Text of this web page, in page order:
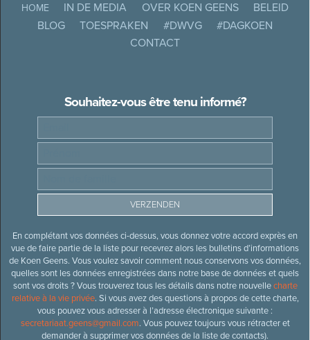
HOME IN DE MEDIA OVER KOEN GEENS
BELEID
BLOG
TOESPRAKEN #DWVG
#DAGKOEN
CONTACT
Souhaitez-vous être tenu informé?
En complétant vos données ci-dessus, vous donnez votre accord exprès en
vue de faire partie de la liste pour recevrez alors les bulletins d’informations
de Koen Geens. Vous voulez savoir comment nous conservons vos données,
quelles sont les données enregistrées dans notre base de données et quels
sont vos droits ? Vous trouverez tous les détails dans notre nouvellecharte
relative à la vie privée. Si vous avez des questions à propos de cette charte,
vous pouvez vous adresser à l’adresse électronique suivante :
secretariaat.geens@gmail.com. Vous pouvez toujours vous rétracter et
demander à supprimer vos données de la liste de contacts).